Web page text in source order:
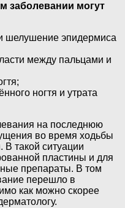
заболевании могут
шелушение эпидермиса
между пальцами и
ногтя и утрата
на последнюю
во время ходьбы
В такой ситуации
пластины и для
препараты. В том
перешло в
как можно скорее